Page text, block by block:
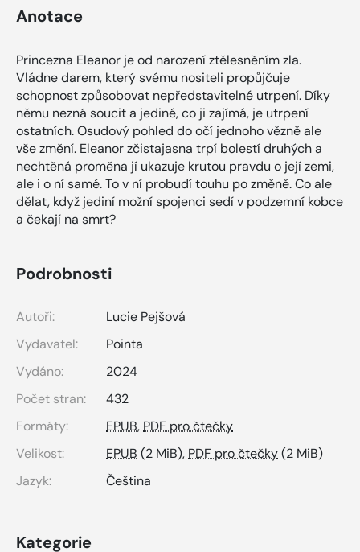
Anotace
Princezna Eleanor je od narození ztělesněním zla.
Vládne darem, který svému nositeli propůjčuje
schopnost způsobovat nepředstavitelné utrpení. Díky
němu nezná soucit a jediné, co ji zajímá, je utrpení
ostatních. Osudový pohled do očí jednoho vězně ale
vše změní. Eleanor zčistajasna trpí bolestí druhých a
nechtěná proměna jí ukazuje krutou pravdu o její zemi,
ale i o ní samé. To v ní probudí touhu po změně. Co ale
dělat, když jediní možní spojenci sedí v podzemní kobce
a čekají na smrt?
Podrobnosti
Autoři:
Lucie Pejšová
Vydavatel:
Pointa
Vydáno:
2024
Počet stran:
432
Formáty:
EPUB, PDF pro čtečky
Velikost:
EPUB (2 MiB), PDF pro čtečky(2 MiB)
Jazyk:
Čeština
Kategorie